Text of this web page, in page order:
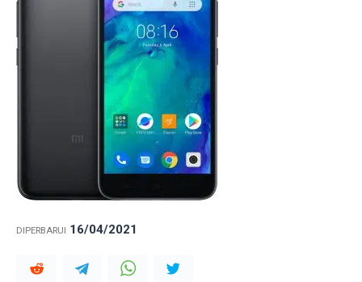
DIPERBARUI 16/04/2021